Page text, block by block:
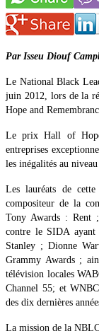
Par Isseu Diouf
Le National Black
juin 2012, lors de la
Hope and
Le prix Hall of Hope
entreprises
les inégalités au
Les lauréats de
compositeur de la
Tony Awards : Rent
contre le SIDA
Stanley ; Dionne
Grammy Awards ;
télévision locales
Channel 55; et
des dix dernières
La mission de la